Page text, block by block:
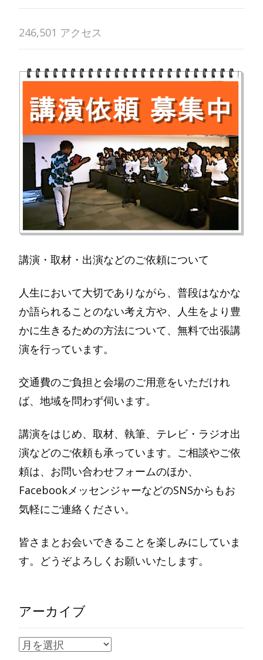
246,501 アクセス
講演・取材・出演などのご依頼について
人生において大切でありながら、普段はなかな
か語られることのない考え方や、人生をより豊
かに生きるための方法について、無料で出張講
演を行っています。
交通費のご負担と会場のご用意をいただけれ
ば、地域を問わず伺います。
講演をはじめ、取材、執筆、テレビ・ラジオ出
演などのご依頼も承っています。ご相談やご依
頼は、お問い合わせフォームのほか、
FacebookメッセンジャーなどのSNSからもお
気軽にご連絡ください。
皆さまとお会いできることを楽しみにしていま
す。どうぞよろしくお願いいたします。
アーカイブ
ア